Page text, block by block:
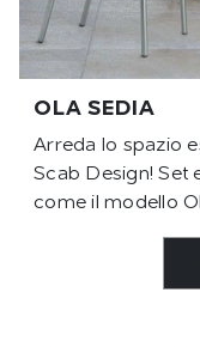
OLA SEDIA
Arreda lo spazio
Scab Design! Set
come il modello